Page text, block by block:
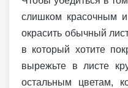
слишком красочным
окрасить обычный
в который хотите
вырежьте в листе
остальным цветам,